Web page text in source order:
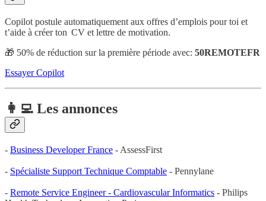
Copilot postule automatiquement aux offres d’emplois pour toi et
t’aide à créer ton CV et lettre de motivation.
🎁 50% de réduction sur la première période avec: 50REMOTEFR
Essayer Copilot
👩‍💻 Les annonces
- Business Developer France - AssessFirst
- Spécialiste Support Technique Comptable - Pennylane
- Remote Service Engineer - Cardiovascular Informatics - Philips